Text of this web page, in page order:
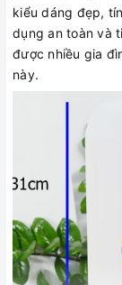
kiểu dáng đẹp,
dụng an toàn và
được nhiều gia
này.